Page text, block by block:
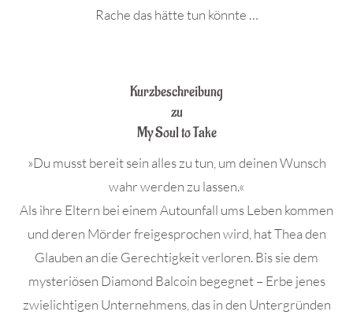
Rache das hätte tun könnte …
Kurzbeschreibung
zu
My Soul to Take
»Du musst bereit sein alles zu tun, um deinen Wunsch
wahr werden zu lassen.«
Als ihre Eltern bei einem Autounfall ums Leben kommen
und deren Mörder freigesprochen wird, hat Thea den
Glauben an die Gerechtigkeit verloren. Bis sie dem
mysteriösen Diamond Balcoin begegnet – Erbe jenes
zwielichtigen Unternehmens, das in den Untergründen